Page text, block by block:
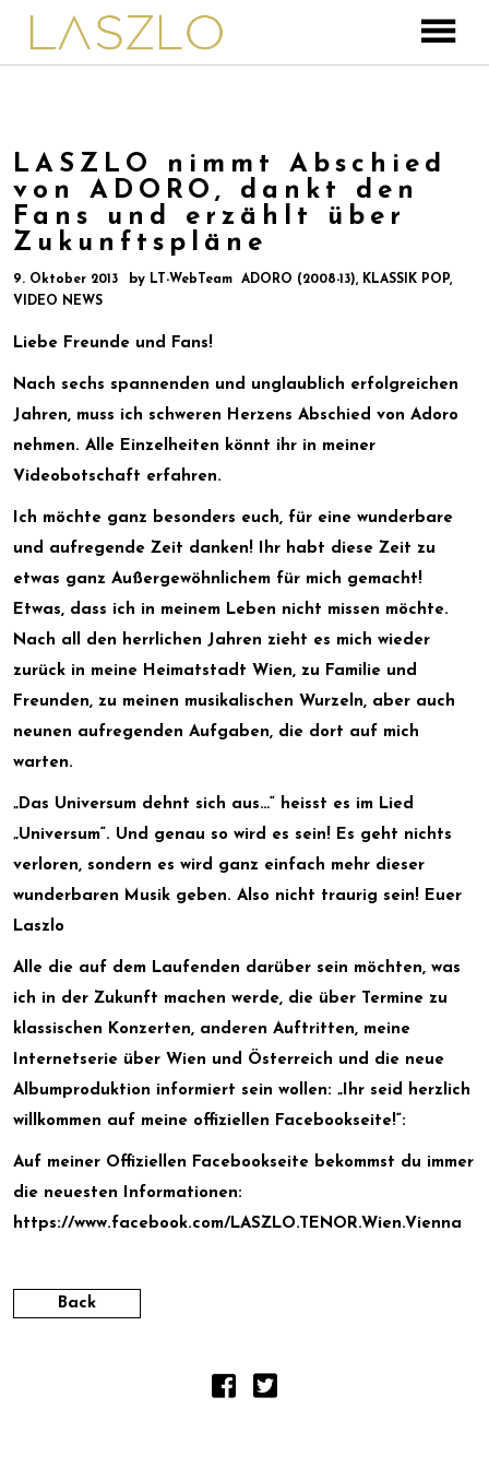
IMPULSO TENORS – WEBSITE
– INSTA-NEWS
• VIDEOS
• LASZLO -YOUTUBE-KANAL
OPERNTENOR
• LASZLO MALECZKY – DER OPERNTENOR
• REPERTOIRE – OPER – OPERETTE –
KLASSIK-POP
• LASZLO DER KLASSIK-POP-SÄNGER
ADORO
• DER PRODUZENT
• DER REGISSEUR
• DIE OPERNSÄNGER DYNASTIE
• PERSÖNLICHES
• FRAGEN ÜBER FRAGEN
LASZLO nimmt Abschied
von ADORO, dankt den
Fans und erzählt über
Zukunftspläne
9. Oktober 2013 by LT-WebTeam ADORO (2008-13), KLASSIK POP,
VIDEO NEWS
Liebe Freunde und Fans!
Nach sechs spannenden und unglaublich erfolgreichen
Jahren, muss ich schweren Herzens Abschied von Adoro
nehmen. Alle Einzelheiten könnt ihr in meiner
Videobotschaft erfahren.
Ich möchte ganz besonders euch, für eine wunderbare
und aufregende Zeit danken! Ihr habt diese Zeit zu
etwas ganz Außergewöhnlichem für mich gemacht!
Etwas, dass ich in meinem Leben nicht missen möchte.
Nach all den herrlichen Jahren zieht es mich wieder
zurück in meine Heimatstadt Wien, zu Familie und
Freunden, zu meinen musikalischen Wurzeln, aber auch
neunen aufregenden Aufgaben, die dort auf mich
warten.
„Das Universum dehnt sich aus…“ heisst es im Lied
„Universum“. Und genau so wird es sein! Es geht nichts
verloren, sondern es wird ganz einfach mehr dieser
wunderbaren Musik geben. Also nicht traurig sein! Euer
Laszlo
Alle die auf dem Laufenden darüber sein möchten, was
ich in der Zukunft machen werde, die über Termine zu
klassischen Konzerten, anderen Auftritten, meine
Internetserie über Wien und Österreich und die neue
Albumproduktion informiert sein wollen: „Ihr seid herzlich
willkommen auf meine offiziellen Facebookseite!“:
Auf meiner Offiziellen Facebookseite bekommst du immer
die neuesten Informationen:
https://www.facebook.com/LASZLO.TENOR.Wien.Vienna
Back